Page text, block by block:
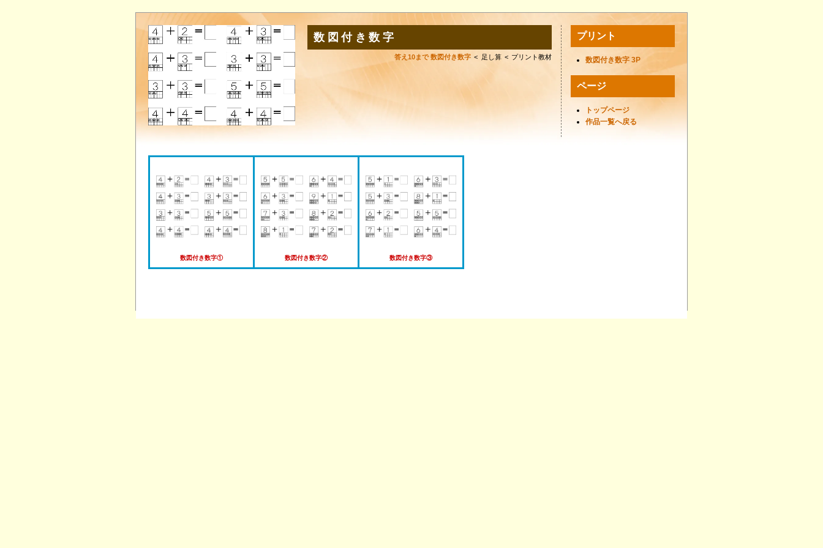
数図付き数字
答え10まで 数図付き数字 足し算 プリント教材
プリント
数図付き数字 3P
ページ
トップページ
作品一覧へ戻る
数図付き数字① 数図付き数字② 数図付き数字③